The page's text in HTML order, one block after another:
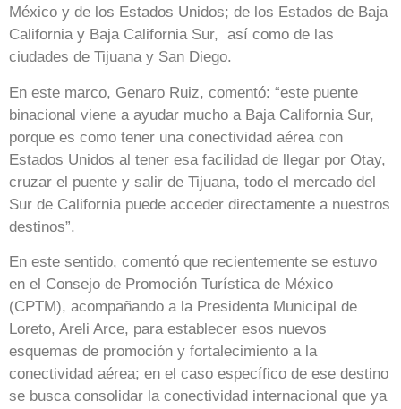
México y de los Estados Unidos; de los Estados de Baja
California y Baja California Sur, así como de las
ciudades de Tijuana y San Diego.
En este marco, Genaro Ruiz, comentó: “este puente
binacional viene a ayudar mucho a Baja California Sur,
porque es como tener una conectividad aérea con
Estados Unidos al tener esa facilidad de llegar por Otay,
cruzar el puente y salir de Tijuana, todo el mercado del
Sur de California puede acceder directamente a nuestros
destinos”.
En este sentido, comentó que recientemente se estuvo
en el Consejo de Promoción Turística de México
(CPTM), acompañando a la Presidenta Municipal de
Loreto, Areli Arce, para establecer esos nuevos
esquemas de promoción y fortalecimiento a la
conectividad aérea; en el caso específico de ese destino
se busca consolidar la conectividad internacional que ya